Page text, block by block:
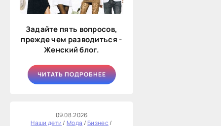
Задайте пять вопросов,
прежде чем разводиться -
Женский блог.
ЧИТАТЬ ПОДРОБНЕЕ
09.08.2026
Наши дети/Мода /Бизнес/